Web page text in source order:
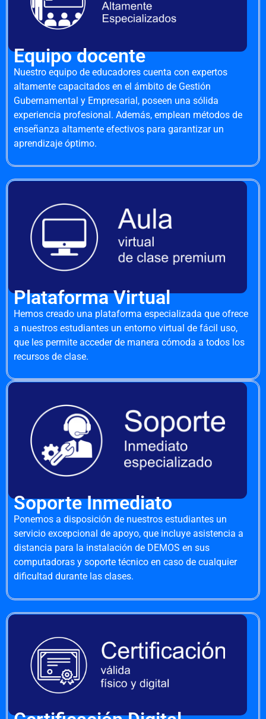
Equipo docente
Nuestro equipo de educadores cuenta con expertos
altamente capacitados en el ámbito de Gestión
Gubernamental y Empresarial, poseen una sólida
experiencia profesional. Además, emplean métodos de
enseñanza altamente efectivos para garantizar un
aprendizaje óptimo.
Plataforma Virtual
Hemos creado una plataforma especializada que ofrece
a nuestros estudiantes un entorno virtual de fácil uso,
que les permite acceder de manera cómoda a todos los
recursos de clase.
Soporte Inmediato
Ponemos a disposición de nuestros estudiantes un
servicio excepcional de apoyo, que incluye asistencia a
distancia para la instalación de DEMOS en sus
computadoras y soporte técnico en caso de cualquier
dificultad durante las clases.